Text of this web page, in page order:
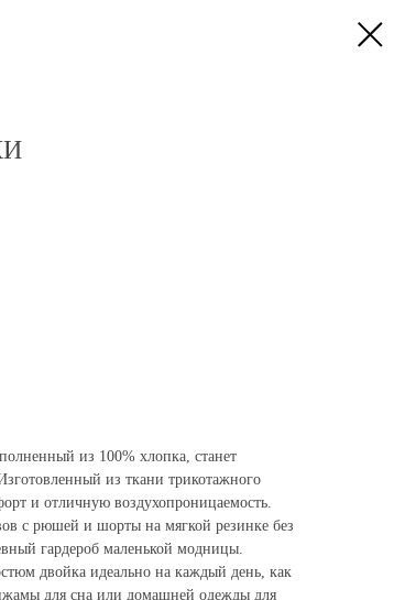
из 100% хлопка, станет
из ткани трикотажного
и отличную воздухопроницаемость.
с рюшей и шорты на мягкой резинке без
гардероб маленькой модницы.
двойка идеально на каждый день, как
для сна или домашней одежды для